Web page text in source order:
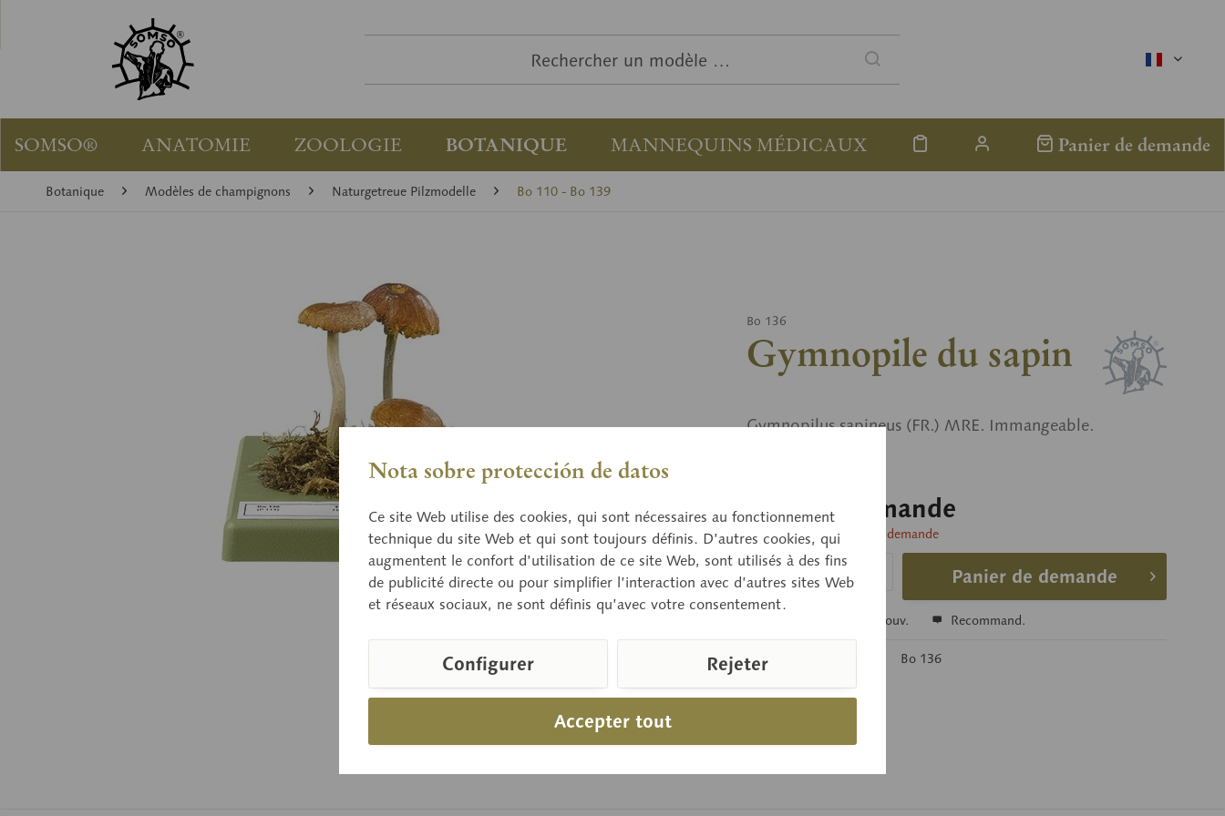
SOMSO® ANATOMIE ZOOLOGIE BOTANIQUE MANNEQUINS MÉDICAUX Panier de demande
Botanique Modèles de champignons Naturgetreue Pilzmodelle Bo 110 - Bo 139
Bo 136
Gymnopile du sapin
Gymnopilus sapineus (FR.) MRE. Immangeable.
Prix sur demande
Délai de livraison sur demande
Panier de demande
Se souv. Recommand.
Référence d’article: Bo 136
Nota sobre protección de datos
Ce site Web utilise des cookies, qui sont nécessaires au fonctionnement
technique du site Web et qui sont toujours définis. D’autres cookies, qui
augmentent le confort d’utilisation de ce site Web, sont utilisés à des fins
de publicité directe ou pour simplifier l’interaction avec d’autres sites Web
et réseaux sociaux, ne sont définis qu’avec votre consentement.
Accepter tout
Configurer Rejeter